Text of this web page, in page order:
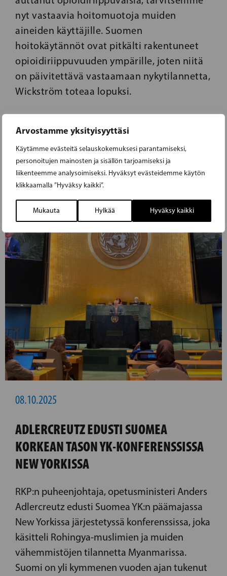
Arvostamme yksityisyyttäsi
Käytämme evästeitä selauskokemuksesi parantamiseksi,
personoitujen mainosten ja sisällön tarjoamiseksi ja
liikenteemme analysoimiseksi. Hyväksyt evästeidemme käytön
klikkaamalla ”Hyväksy kaikki”.
Mukauta Hylkää Hyväksy kaikki
nyt vastaavia hoitomuotoja muiden
aineiden käyttäjille. Suomen
hoitokäytännöt ovat pitkälti rakentuneet
opioidiriippuvuuden ympärille, joten niitä
on päivitettävä vastaamaan nykytilannetta,
Wickström toteaa lopuksi.
08.10.2025
ADLERCREUTZ EDUSTI SUOMEA
KORKEAN TASON YK-KONFERENSSISSA
NEW YORKISSA
RKP:n puheenjohtaja, opetusministeri Anders
Adlercreutz edusti Suomea YK:n päämajassa
New Yorkissa järjestetyssä konferenssissa, joka
käsitteli Rohingya-muslimien ja muiden
vähemmistöjen tilannetta Myanmarissa.
Suomi on yli kymmenen vuoden ajan tukenut